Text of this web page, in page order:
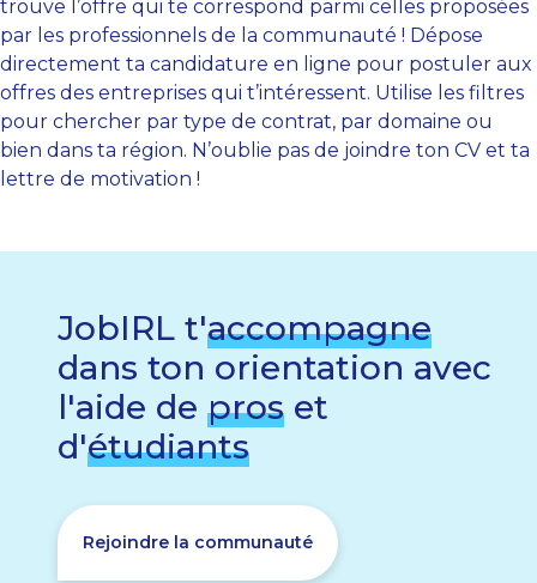
trouve l’offre qui te correspond parmi celles proposées
par les professionnels de la communauté ! Dépose
directement ta candidature en ligne pour postuler aux
offres des entreprises qui t’intéressent. Utilise les filtres
pour chercher par type de contrat, par domaine ou
bien dans ta région. N’oublie pas de joindre ton CV et ta
lettre de motivation !
JobIRL t'accompagne
dans ton orientation avec
l'aide de pros et
d'étudiants
Rejoindre la communauté